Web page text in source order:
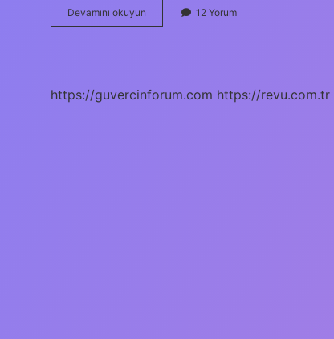
Devamını okuyun Alışkanlık
Beynin
12 Yorum
https://guvercinforum.com https://revu.com.tr